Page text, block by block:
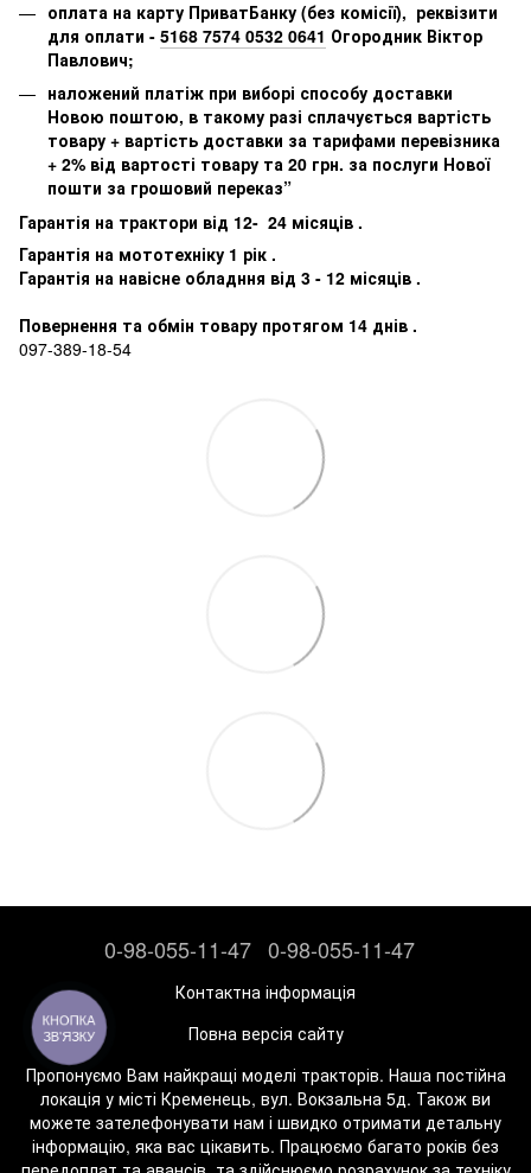
оплата на карту ПриватБанку (без комісії), реквізити
для оплати - 5168 7574 0532 0641 Огородник Віктор
Павлович;
наложений платіж при виборі способу доставки
Новою поштою, в такому разі сплачується вартість
товару + вартість доставки за тарифами перевізника
+ 2% від вартості товару та 20 грн. за послуги Нової
пошти за грошовий переказ”
Гарантія на трактори від 12- 24 місяців .
Гарантія на мототехніку 1 рік .
Гарантія на навісне обладння від 3 - 12 місяців .
Повернення та обмін товару протягом 14 днів .
097-389-18-54
0-98-055-11-47 0-98-055-11-47
Контактна інформація
Повна версія сайту
Пропонуємо Вам найкращі моделі тракторів. Наша постійна
локація у місті Кременець, вул. Вокзальна 5д. Також ви
можете зателефонувати нам і швидко отримати детальну
інформацію, яка вас цікавить. Працюємо багато років без
КНОПКА
ЗВ'ЯЗКУ